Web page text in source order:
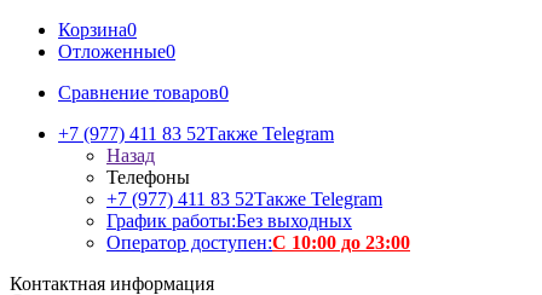
Корзина0
Отложенные0
Сравнение товаров0
+7 (977) 411 83 52Также Telegram
Назад
Телефоны
+7 (977) 411 83 52Также Telegram
График работы:Без выходных
Оператор доступен:С 10:00 до 23:00
Контактная информация